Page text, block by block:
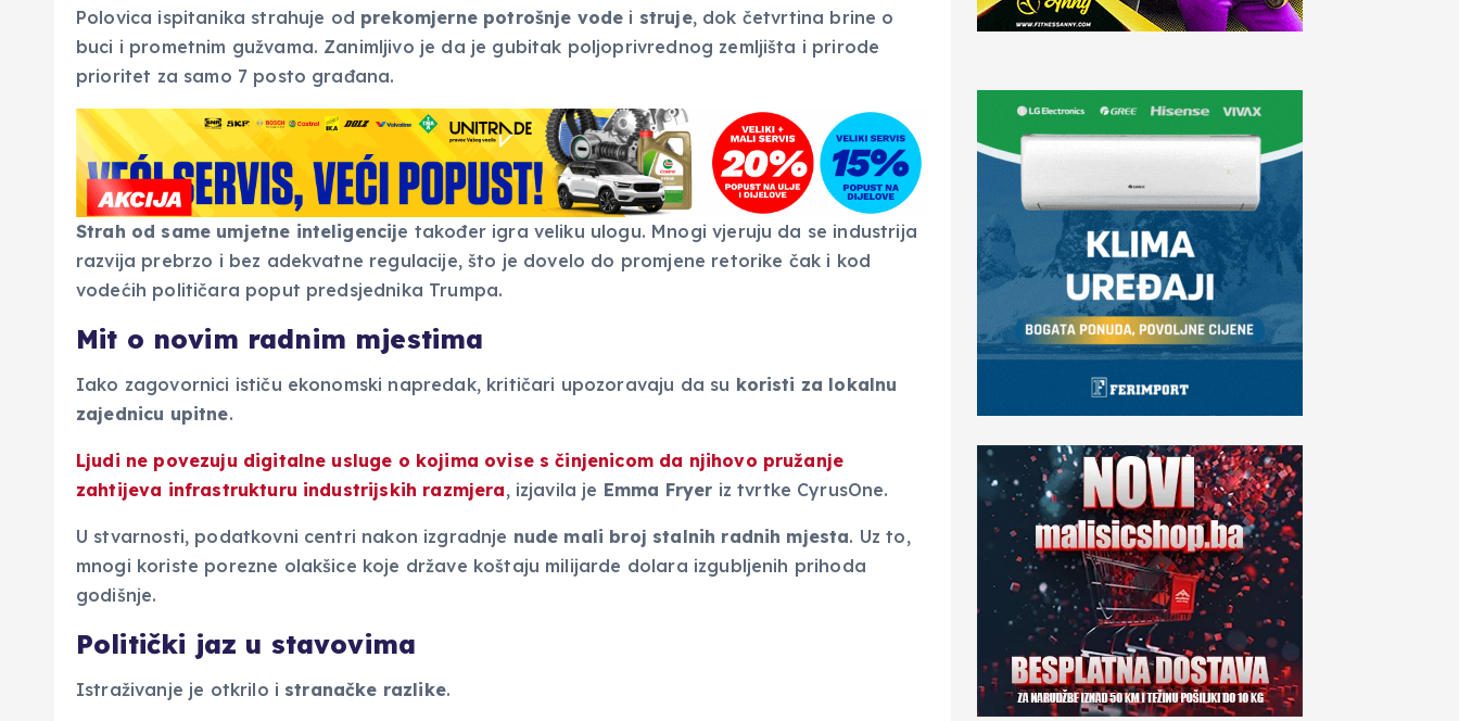
Polovica ispitanika strahuje od prekomjerne potrošnje vode i struje, dok četvrtina brine o
buci i prometnim gužvama. Zanimljivo je da je gubitak poljoprivrednog zemljišta i prirode
prioritet za samo 7 posto građana.
Strah od same umjetne inteligencije također igra veliku ulogu. Mnogi vjeruju da se industrija
razvija prebrzo i bez adekvatne regulacije, što je dovelo do promjene retorike čak i kod
vodećih političara poput predsjednika Trumpa.
Mit o novim radnim mjestima
Iako zagovornici ističu ekonomski napredak, kritičari upozoravaju da su koristi za lokalnu
zajednicu upitne.
Ljudi ne povezuju digitalne usluge o kojima ovise s činjenicom da njihovo pružanje
zahtijeva infrastrukturu industrijskih razmjera, izjavila je Emma Fryer iz tvrtke CyrusOne.
U stvarnosti, podatkovni centri nakon izgradnje nude mali broj stalnih radnih mjesta. Uz to,
mnogi koriste porezne olakšice koje države koštaju milijarde dolara izgubljenih prihoda
godišnje.
Politički jaz u stavovima
Istraživanje je otkrilo i stranačke razlike.